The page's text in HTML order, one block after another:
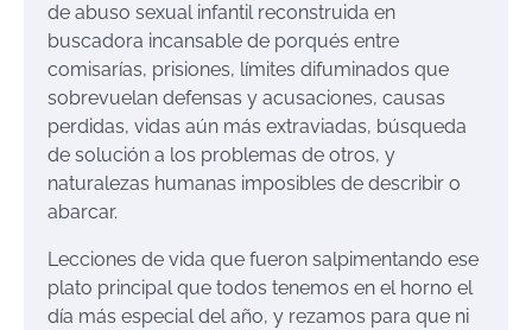
de abuso sexual infantil reconstruida en
buscadora incansable de porqués entre
comisarías, prisiones, límites difuminados que
sobrevuelan defensas y acusaciones, causas
perdidas, vidas aún más extraviadas, búsqueda
de solución a los problemas de otros, y
naturalezas humanas imposibles de describir o
abarcar.
Lecciones de vida que fueron salpimentando ese
plato principal que todos tenemos en el horno el
día más especial del año, y rezamos para que ni